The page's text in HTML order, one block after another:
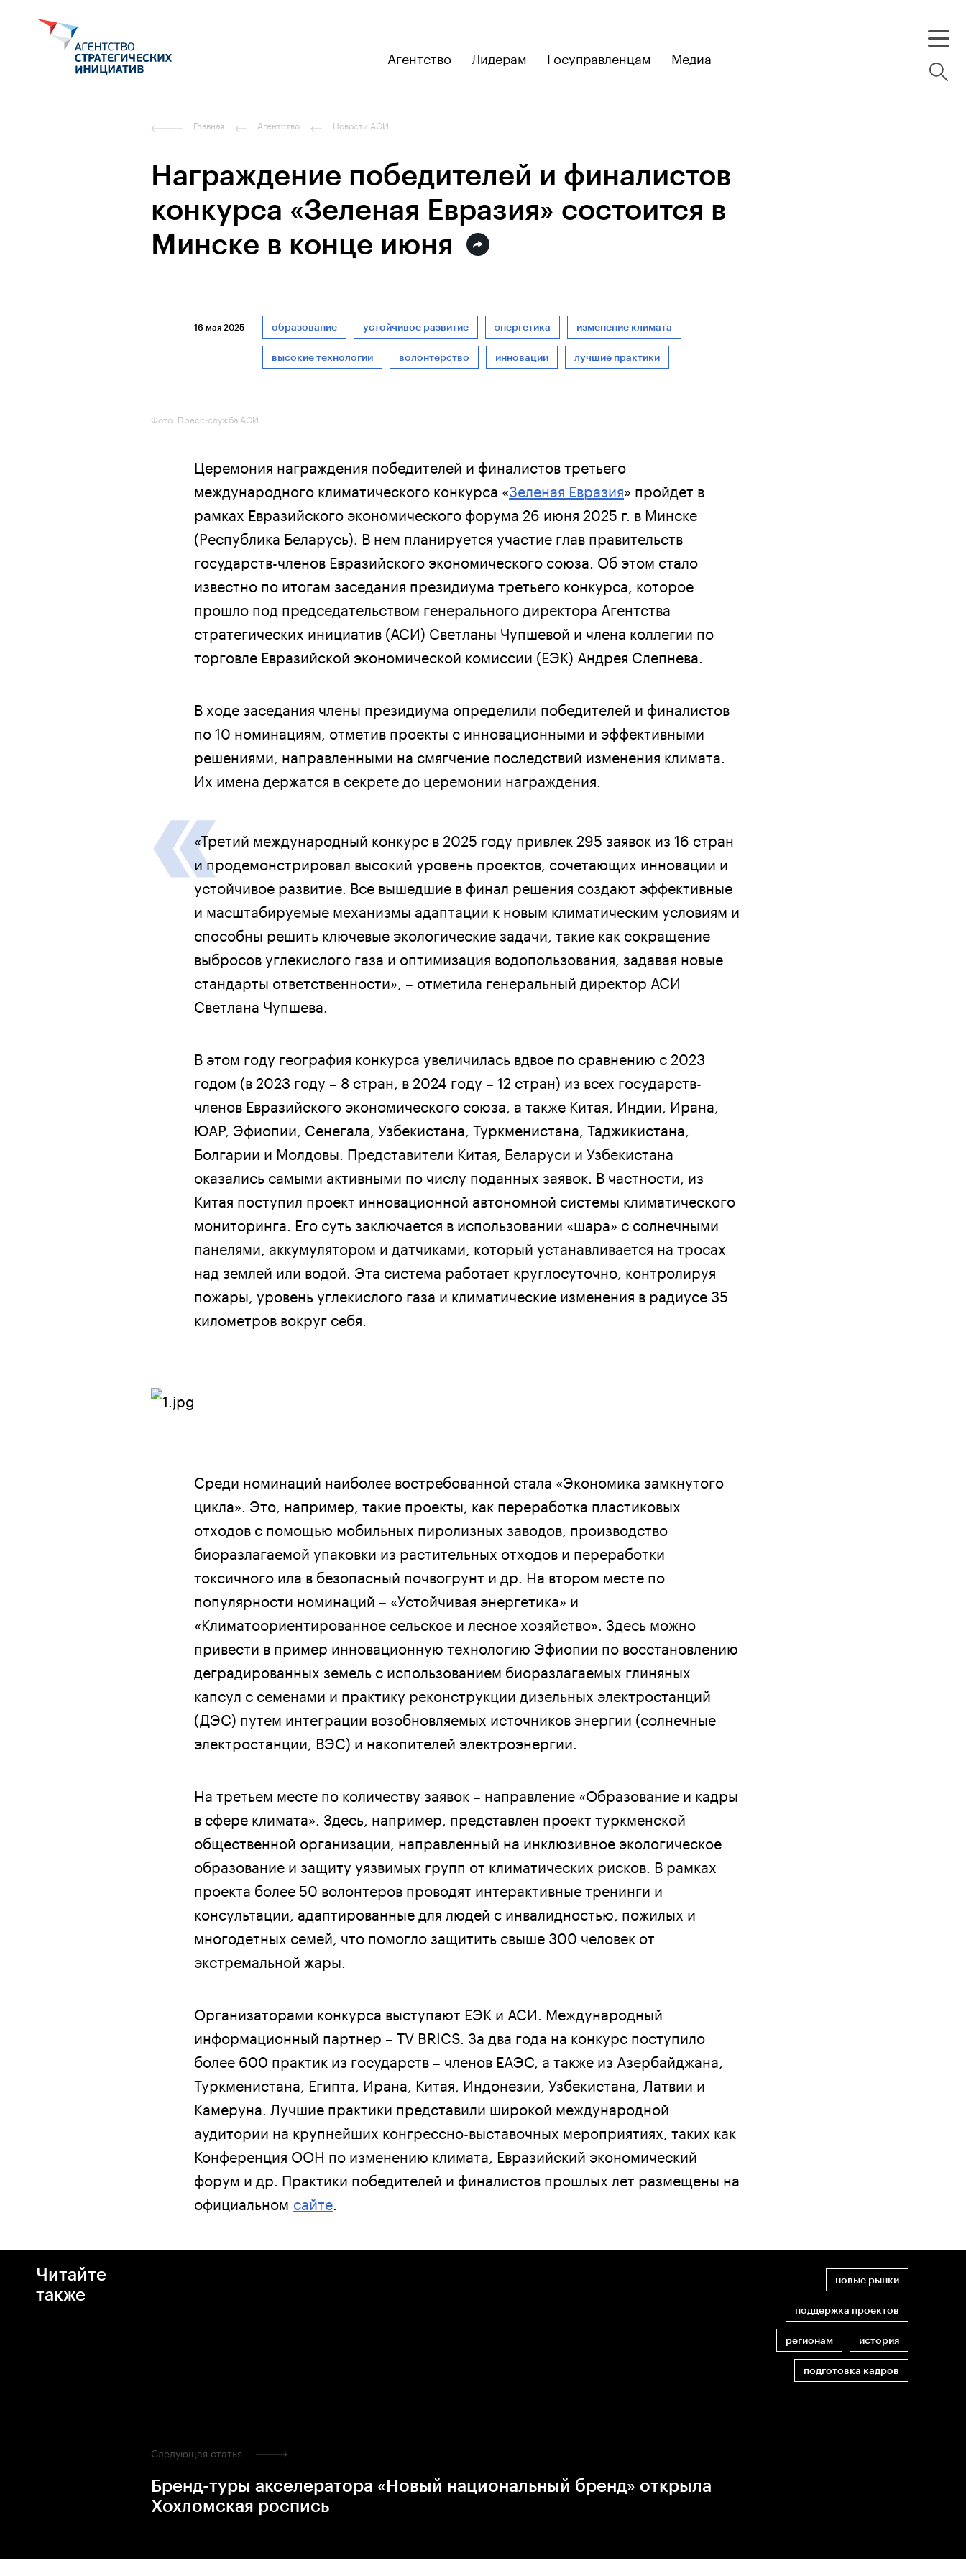
Агентство Лидерам Госуправленцам Медиа
Главная Агентство Новости АСИ
Награждение победителей и финалистов
конкурса «Зеленая Евразия» состоится в
Минске в конце июня
16 мая 2025 образование устойчивое развитие энергетика изменение климата
высокие технологии волонтерство инновации лучшие практики
Фото: Пресс-служба АСИ
Церемония награждения победителей и финалистов третьего
международного климатического конкурса «Зеленая Евразия» пройдет в
рамках Евразийского экономического форума 26 июня 2025 г. в Минске
(Республика Беларусь). В нем планируется участие глав правительств
государств-членов Евразийского экономического союза. Об этом стало
известно по итогам заседания президиума третьего конкурса, которое
прошло под председательством генерального директора Агентства
стратегических инициатив (АСИ) Светланы Чупшевой и члена коллегии по
торговле Евразийской экономической комиссии (ЕЭК) Андрея Слепнева.
В ходе заседания члены президиума определили победителей и финалистов
по 10 номинациям, отметив проекты с инновационными и эффективными
решениями, направленными на смягчение последствий изменения климата.
Их имена держатся в секрете до церемонии награждения.
«Третий международный конкурс в 2025 году привлек 295 заявок из 16 стран
и продемонстрировал высокий уровень проектов, сочетающих инновации и
устойчивое развитие. Все вышедшие в финал решения создают эффективные
и масштабируемые механизмы адаптации к новым климатическим условиям и
способны решить ключевые экологические задачи, такие как сокращение
выбросов углекислого газа и оптимизация водопользования, задавая новые
стандарты ответственности», – отметила генеральный директор АСИ
Светлана Чупшева.
В этом году география конкурса увеличилась вдвое по сравнению с 2023
годом (в 2023 году – 8 стран, в 2024 году – 12 стран) из всех государств-
членов Евразийского экономического союза, а также Китая, Индии, Ирана,
ЮАР, Эфиопии, Сенегала, Узбекистана, Туркменистана, Таджикистана,
Болгарии и Молдовы. Представители Китая, Беларуси и Узбекистана
оказались самыми активными по числу поданных заявок. В частности, из
Китая поступил проект инновационной автономной системы климатического
мониторинга. Его суть заключается в использовании «шара» с солнечными
панелями, аккумулятором и датчиками, который устанавливается на тросах
над землей или водой. Эта система работает круглосуточно, контролируя
пожары, уровень углекислого газа и климатические изменения в радиусе 35
километров вокруг себя.
Среди номинаций наиболее востребованной стала «Экономика замкнутого
цикла». Это, например, такие проекты, как переработка пластиковых
отходов с помощью мобильных пиролизных заводов, производство
биоразлагаемой упаковки из растительных отходов и переработки
токсичного ила в безопасный почвогрунт и др. На втором месте по
популярности номинаций – «Устойчивая энергетика» и
«Климатоориентированное сельское и лесное хозяйство». Здесь можно
привести в пример инновационную технологию Эфиопии по восстановлению
деградированных земель с использованием биоразлагаемых глиняных
капсул с семенами и практику реконструкции дизельных электростанций
(ДЭС) путем интеграции возобновляемых источников энергии (солнечные
электростанции, ВЭС) и накопителей электроэнергии.
На третьем месте по количеству заявок – направление «Образование и кадры
в сфере климата». Здесь, например, представлен проект туркменской
общественной организации, направленный на инклюзивное экологическое
образование и защиту уязвимых групп от климатических рисков. В рамках
проекта более 50 волонтеров проводят интерактивные тренинги и
консультации, адаптированные для людей с инвалидностью, пожилых и
многодетных семей, что помогло защитить свыше 300 человек от
экстремальной жары.
Организаторами конкурса выступают ЕЭК и АСИ. Международный
информационный партнер – TV BRICS. За два года на конкурс поступило
более 600 практик из государств – членов ЕАЭС, а также из Азербайджана,
Туркменистана, Египта, Ирана, Китая, Индонезии, Узбекистана, Латвии и
Камеруна. Лучшие практики представили широкой международной
аудитории на крупнейших конгрессно-выставочных мероприятиях, таких как
Конференция ООН по изменению климата, Евразийский экономический
форум и др. Практики победителей и финалистов прошлых лет размещены на
официальном сайте
Читайте
также
новые рынки
поддержка проектов
регионам история
подготовка кадров
Следующая статья
Бренд-туры акселератора «Новый национальный бренд» открыла
Хохломская роспись